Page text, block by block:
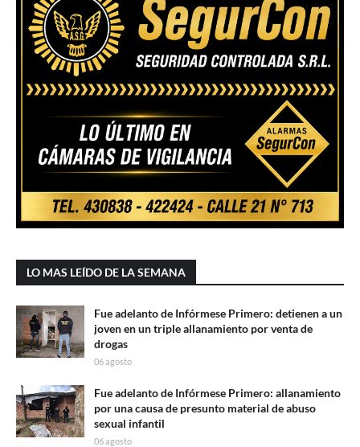
LO MAS LEÍDO DE LA SEMANA
Fue adelanto de Infórmese Primero: detienen a un
joven en un triple allanamiento por venta de
drogas
06 agosto
Fue adelanto de Infórmese Primero: allanamiento
por una causa de presunto material de abuso
sexual infantil
06 agosto